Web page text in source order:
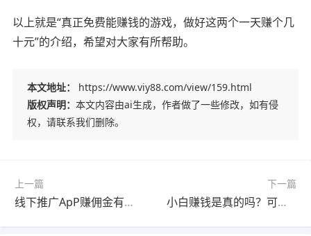
以上就是“真正免费能赚钱的游戏，做好这两个一天赚个几
十元”的介绍，希望对大家有所帮助。
本文地址：
https://www.viy88.com/view/159.html
版权声明： 本文内容由ai生成，作者做了一些修改，如有侵
权，请联系我们删除。
上一篇
线下推广ApP赚佣金有前途吗？推广的好收益还是不错的
下一篇
小白赚钱是真的吗？可以赚钱吗？安全靠谱吗？